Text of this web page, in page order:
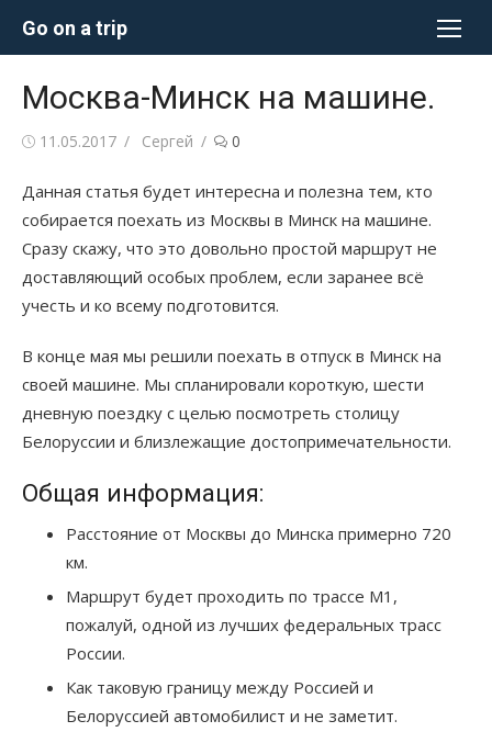
Go on a trip
Москва-Минск на машине.
Опубликовано
11.05.2017 Автор
Сергей 0
Данная статья будет интересна и полезна тем, кто
собирается поехать из Москвы в Минск на машине.
Сразу скажу, что это довольно простой маршрут не
доставляющий особых проблем, если заранее всё
учесть и ко всему подготовится.
В конце мая мы решили поехать в отпуск в Минск на
своей машине. Мы спланировали короткую, шести
дневную поездку с целью посмотреть столицу
Белоруссии и близлежащие достопримечательности.
Общая информация:
Расстояние от Москвы до Минска примерно 720
км.
Маршрут будет проходить по трассе М1,
пожалуй, одной из лучших федеральных трасс
России.
Как таковую границу между Россией и
Белоруссией автомобилист и не заметит.